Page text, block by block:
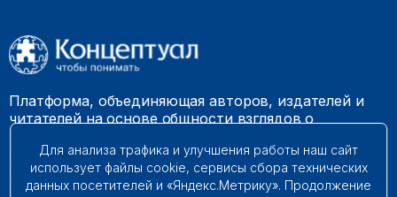
Платформа, объединяющая авторов, издателей и
читателей на основе общности взглядов о
гармоничного мироустройства. Наши книги можно
встретить на многих книготорговых площадках
России.
Для анализа трафика и улучшения работы наш сайт
использует файлы cookie, сервисы сбора технических
данных посетителей и «Яндекс.Метрику». Продолжение